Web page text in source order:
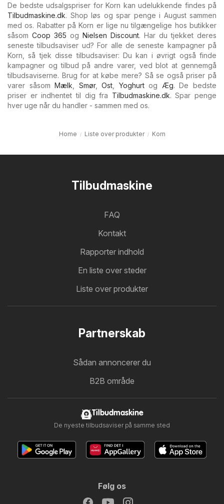
De bedste udsalgspriser for Korn kan udelukkende findes på
Tilbudmaskine.dk. Shop løs og spar penge i August sammen
med os. Rabatter på Korn er lige nu tilgængelige hos butikker
såsom Coop 365 og Nielsen Discount. Har du tjekket deres
seneste tilbudsaviser ud? For alle de seneste kampagner på
Korn, så tjek disse tilbudsaviser: Du kan i øvrigt også finde
kampagner og tilbud på andre varer, ved blot at gennemgå
tilbudsaviserne. Brug for at købe mere? Så se også priser på
varer såsomMælk Smør,Ost Yoghurtog Æg. De bedste
priser er indhentet til dig fra Tilbudmaskine.dk. Spar penge
hver uge når du handler - sammen med os.
Home Liste over produkter Korn
Tilbudmaskine
FAQ
Kontakt
Rapporter indhold
En liste over steder
Liste over produkter
Partnerskab
Sådan annoncerer du
B2B område
Tilbudmaskine
De nyeste tilbudsaviser på samme sted
Følg os